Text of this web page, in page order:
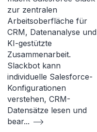
zur zentralen
Arbeitsoberfläche für
CRM, Datenanalyse und
KI-gestützte
Zusammenarbeit.
Slackbot kann
individuelle Salesforce-
Konfigurationen
verstehen, CRM-
Datensätze lesen und
bear...